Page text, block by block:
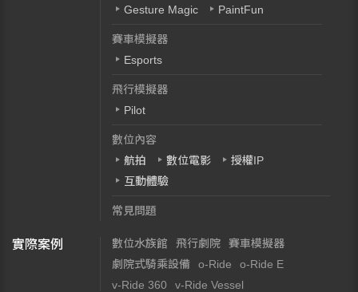
Gesture Magic
PaintFun
賽車模擬器
Esports
飛行模擬器
Pilot
數位內容
航拍
數位電影
授權IP
互動體驗
常見問題
實際案例 數位水族館 飛行劇院
賽車模擬器
劇院式騎乘設備
o-Ride
o-Ride E
v-Ride 360
v-Ride Vessel